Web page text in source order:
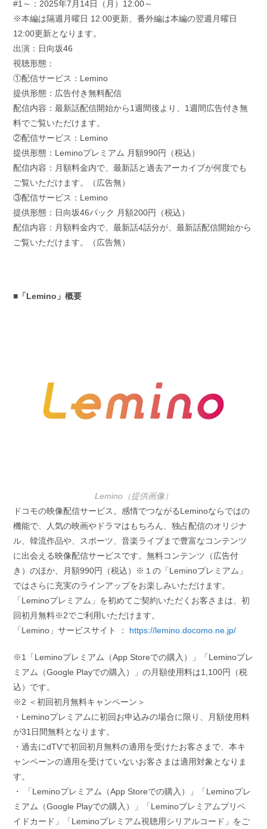
#1～：2025年7月14日（月）12:00～
※本編は隔週月曜日 12:00更新、番外編は本編の翌週月曜日
12:00更新となります。
出演：日向坂46
視聴形態：
①配信サービス：Lemino
提供形態：広告付き無料配信
配信内容：最新話配信開始から1週間後より、1週間広告付き無
料でご覧いただけます。
②配信サービス：Lemino
提供形態：Leminoプレミアム 月額990円（税込）
配信内容：月額料金内で、最新話と過去アーカイブが何度でも
ご覧いただけます。（広告無）
③配信サービス：Lemino
提供形態：日向坂46パック 月額200円（税込）
配信内容：月額料金内で、最新話4話分が、最新話配信開始から
ご覧いただけます。（広告無）
■「Lemino」概要
Lemino（提供画像）
ドコモの映像配信サービス。感情でつながるLeminoならではの
機能で、人気の映画やドラマはもちろん、独占配信のオリジナ
ル、韓流作品や、スポーツ、音楽ライブまで豊富なコンテンツ
に出会える映像配信サービスです。無料コンテンツ（広告付
き）のほか、月額990円（税込）※１の「Leminoプレミアム」
ではさらに充実のラインアップをお楽しみいただけます。
「Leminoプレミアム」を初めてご契約いただくお客さまは、初
回初月無料※2でご利用いただけます。
「Lemino」サービスサイト ： https://lemino.docomo.ne.jp/
※1「Leminoプレミアム（App Storeでの購入）」「Leminoプレ
ミアム（Google Playでの購入）」の月額使用料は1,100円（税
込）です。
※2 ＜初回初月無料キャンペーン＞
・Leminoプレミアムに初回お申込みの場合に限り、月額使用料
が31日間無料となります。
・過去にdTVで初回初月無料の適用を受けたお客さまで、本キ
ャンペーンの適用を受けていないお客さまは適用対象となりま
す。
・ 「Leminoプレミアム（App Storeでの購入）」「Leminoプレ
ミアム（Google Playでの購入）」「Leminoプレミアムプリペ
イドカード」「Leminoプレミアム視聴用シリアルコード」をご